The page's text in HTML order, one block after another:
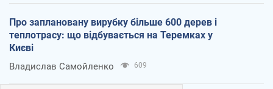
Про заплановану вирубку більше 600 дерев і
теплотрасу: що відбувається на Теремках у
Києві
Владислав Самойленко 609